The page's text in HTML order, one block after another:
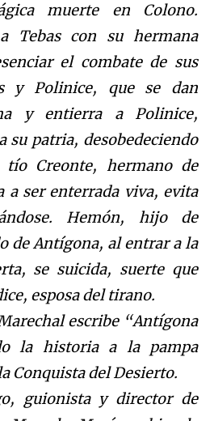
muerte en Colono.
Tebas con su hermana
el combate de sus
y Polinice, que se dan
y entierra a Polinice,
su patria, desobedeciendo
Creonte, hermano de
a ser enterrada viva, evita
Hemón, hijo de
de Antígona, al entrar a la
se suicida, suerte que
esposa del tirano.
escribe “Antígona
la historia a la pampa
Conquista del Desierto.
guionista y director de